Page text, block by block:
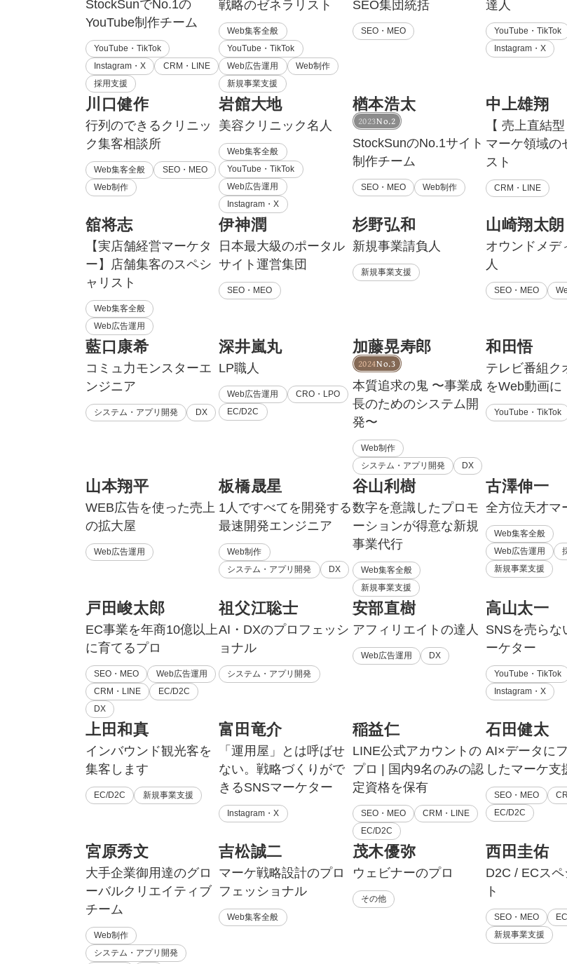
常勤監査役
内部監査室長
StockSunでNo.1の
YouTube制作チーム
YouTube・TikTok
Instagram・X
CRM・LINE
採用支援
戦略のゼネラリスト
Web集客全般
YouTube・TikTok
Web広告運用
Web制作
新規事業支援
SEO集団統括
SEO・MEO
達人
YouTube・TikTok
Instagram・X
川口健作
行列のできるクリニッ
ク集客相談所
Web集客全般
SEO・MEO
Web制作
岩館大地
美容クリニック名人
Web集客全般
YouTube・TikTok
Web広告運用
Instagram・X
楢本浩太
2023No.2
StockSunのNo.1サイト
制作チーム
SEO・MEO Web制作
中上雄翔
【 売上直結
マーケ領域の
スト
CRM・LINE
舘将志
【実店舗経営マーケタ
ー】店舗集客のスペシ
ャリスト
Web集客全般
Web広告運用
伊神潤
日本最大級のポータル
サイト運営集団
SEO・MEO
杉野弘和
新規事業請負人
新規事業支援
山崎翔太朗
オウンドメデ
人
SEO・MEO
藍口康希
コミュ力モンスターエ
ンジニア
システム・アプリ開発 DX
深井嵐丸
LP職人
Web広告運用
CRO・LPO
EC/D2C
加藤晃寿郎
2024No.3
本質追求の鬼 〜事業成
長のためのシステム開
発〜
Web制作
システム・アプリ開発
DX
和田悟
テレビ番組ク
をWeb動画に
YouTube・TikTok
山本翔平
WEB広告を使った売上
の拡大屋
Web広告運用
板橋晟星
1人ですべてを開発する
最速開発エンジニア
Web制作
システム・アプリ開発
DX
谷山利樹
数字を意識したプロモ
ーションが得意な新規
事業代行
Web集客全般
新規事業支援
古澤伸一
全方位天才マ
Web集客全般
Web広告運用
新規事業支援
戸田峻太郎
EC事業を年商10億以上
に育てるプロ
SEO・MEO
Web広告運用
CRM・LINE
EC/D2C
DX
祖父江聡士
AI・DXのプロフェッシ
ョナル
システム・アプリ開発
安部直樹
アフィリエイトの達人
Web広告運用 DX
高山太一
SNSを売らな
ーケター
YouTube・TikTok
Instagram・X
上田和真
インバウンド観光客を
集客します
EC/D2C 新規事業支援
富田竜介
「運用屋」とは呼ばせ
ない。戦略づくりがで
きるSNSマーケター
Instagram・X
稲益仁
LINE公式アカウントの
プロ | 国内9名のみの認
定資格を保有
SEO・MEO
CRM・LINE
EC/D2C
石田健太
AI×データに
したマーケ支
SEO・MEO
EC/D2C
宮原秀文
大手企業御用達のグロ
ーバルクリエイティブ
チーム
Web制作
システム・アプリ開発
吉松誠二
マーケ戦略設計のプロ
フェッショナル
Web集客全般
茂木優弥
ウェビナーのプロ
その他
西田圭佑
D2C / ECスペ
ト
SEO・MEO
新規事業支援